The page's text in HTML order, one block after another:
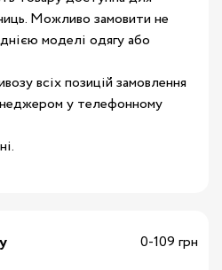
Можливо замовити не
моделі одягу або
всіх позицій замовлення
у телефонному
0-109 грн